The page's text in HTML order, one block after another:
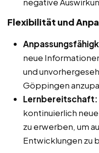
Flexibilität und
neue
und
Göppingen
Lernbereitschaft:
kontinuierlich
zu erwerben, um
Entwicklungen zu